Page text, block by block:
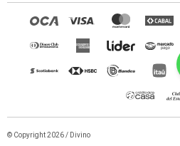
© Copyright 2026 / Divino